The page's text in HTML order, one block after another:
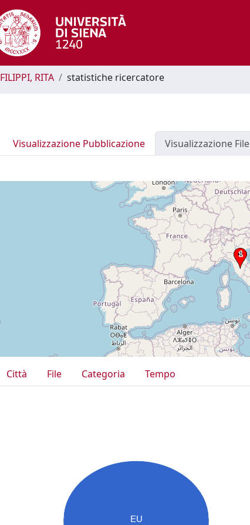
FILIPPI, RITA statistiche ricercatore
Visualizzazione Pubblicazione Visualizzazione File
Città File Categoria
Tempo
EU